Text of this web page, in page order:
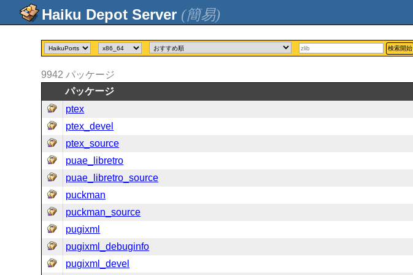
(簡易)
検索開始
9942 パッケージ
パッケージ
ptex
ptex_devel
ptex_source
puae_libretro
puae_libretro_source
puckman
puckman_source
pugixml
pugixml_debuginfo
pugixml_devel